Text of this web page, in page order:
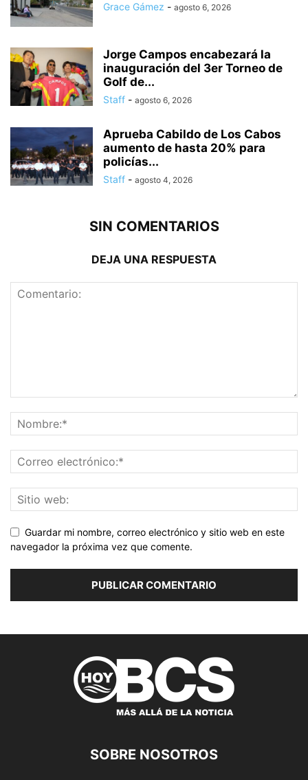
Grace Gámez - agosto 6, 2026
Jorge Campos encabezará la
inauguración del 3er Torneo de
Golf de...
Staff - agosto 6, 2026
Aprueba Cabildo de Los Cabos
aumento de hasta 20% para
policías...
Staff - agosto 4, 2026
SIN COMENTARIOS
DEJA UNA RESPUESTA
Guardar mi nombre, correo electrónico y sitio web en este
navegador la próxima vez que comente.
SOBRE NOSOTROS